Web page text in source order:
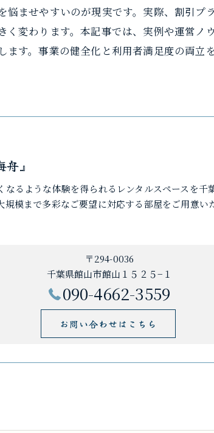
ませやすいのが現実です。実際、割引プ
変わります。本記事では、実例や運営ノ
す。事業の健全化と利用者満足度の両立
』
なるような体験を得られるレンタルスペースを
模まで多彩なご要望に対応する部屋をご用意い
〒294-0036
千葉県館山市館山１５２５−１
090-4662-3559
お問い合わせはこちら